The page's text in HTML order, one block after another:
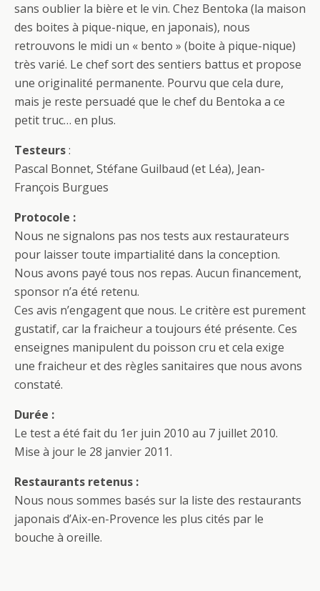
sans oublier la bière et le vin. Chez Bentoka (la maison
des boites à pique-nique, en japonais), nous
retrouvons le midi un « bento » (boite à pique-nique)
très varié. Le chef sort des sentiers battus et propose
une originalité permanente. Pourvu que cela dure,
mais je reste persuadé que le chef du Bentoka a ce
petit truc… en plus.
Testeurs:
Pascal Bonnet, Stéfane Guilbaud (et Léa), Jean-
François Burgues
Protocole :
Nous ne signalons pas nos tests aux restaurateurs
pour laisser toute impartialité dans la conception.
Nous avons payé tous nos repas. Aucun financement,
sponsor n’a été retenu.
Ces avis n’engagent que nous. Le critère est purement
gustatif, car la fraicheur a toujours été présente. Ces
enseignes manipulent du poisson cru et cela exige
une fraicheur et des règles sanitaires que nous avons
constaté.
Durée :
Le test a été fait du 1er juin 2010 au 7 juillet 2010.
Mise à jour le 28 janvier 2011.
Restaurants retenus :
Nous nous sommes basés sur la liste des restaurants
japonais d’Aix-en-Provence les plus cités par le
bouche à oreille.